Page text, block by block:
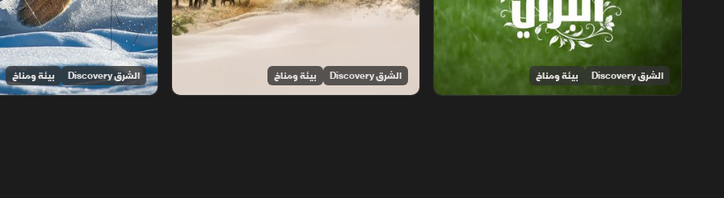
الشرق Discovery بيئة ومناخ الشرق Discovery بيئة ومناخ الشرق Discovery بيئة ومناخ